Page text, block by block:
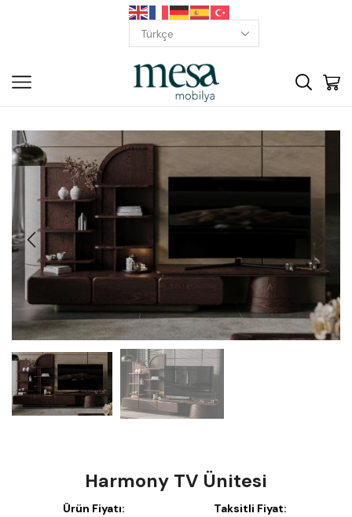
Harmony TV Ünitesi
Ürün Fiyatı: Taksitli Fiyat: